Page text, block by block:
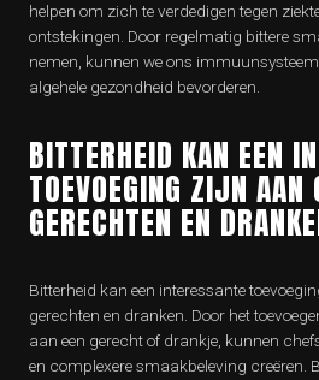
helpen om zich te verdedigen tegen
ontstekingen. Door regelmatig bittere
nemen, kunnen we ons
algehele gezondheid bevorderen.
BITTERHEID KAN EEN
TOEVOEGING ZIJN AAN
GERECHTEN EN
Bitterheid kan een interessante
gerechten en dranken. Door het
aan een gerecht of drankje, kunnen
en complexere smaakbeleving creëren.